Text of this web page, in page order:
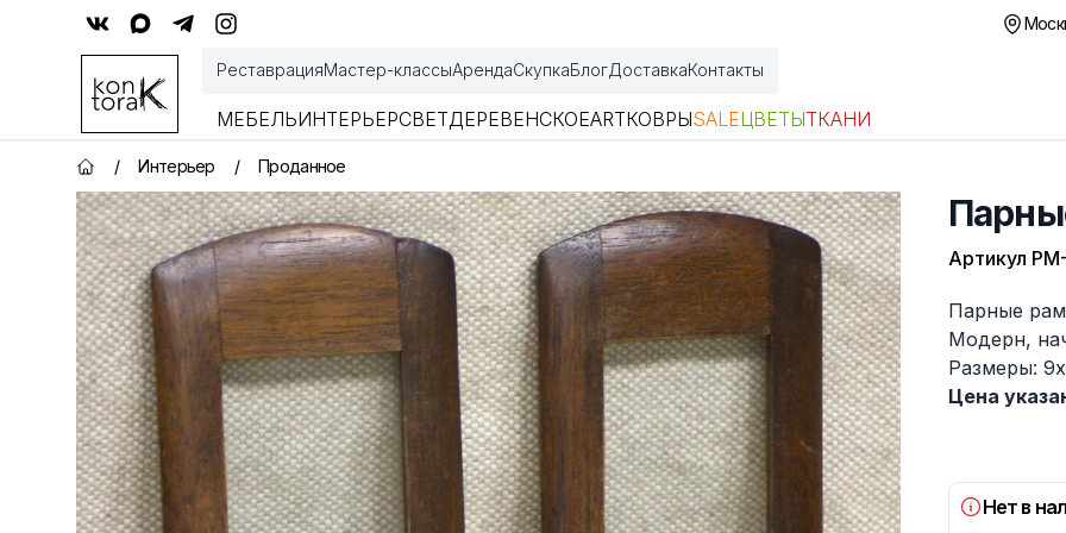
РеставрацияМастер-классыАрендаСкупкаБлогДоставкаКонтакты
МЕБЕЛЬИНТЕРЬЕРСВЕТДЕРЕВЕНСКОЕARTКОВРЫSALEЦВЕТЫТКАНИ
Главная страница
/ Интерьер / Проданное
Артикул
Описание
Парные
Модерн,
Размеры:
Цена
Нет в